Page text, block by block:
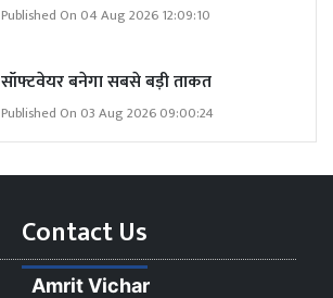
Published On 04 Aug 2026 12:09:10
सॉफ्टवेयर बनेगा सबसे बड़ी ताकत
Published On 03 Aug 2026 09:00:24
Contact Us
Amrit Vichar